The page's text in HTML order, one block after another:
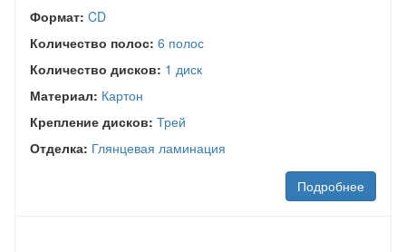
Формат: CD
Количество полос: 6 полос
Количество дисков: 1 диск
Материал: Картон
Крепление дисков: Трей
Отделка: Глянцевая ламинация
Подробнее